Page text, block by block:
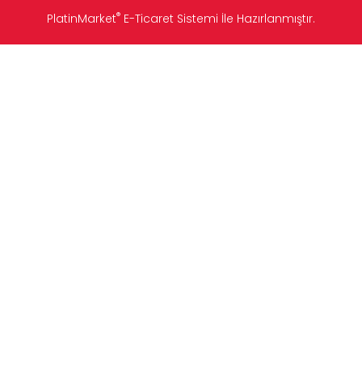
PlatinMarket® E-Ticaret Sistemi İle Hazırlanmıştır.